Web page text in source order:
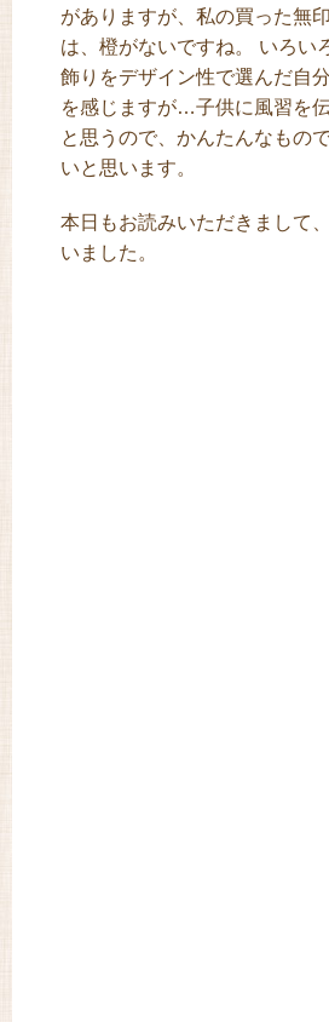
がありますが、私の買った無
は、橙がないですね。 いろい
飾りをデザイン性で選んだ自
を感じますが…子供に風習を
と思うので、かんたんなもの
いと思います。
本日もお読みいただきまして
いました。